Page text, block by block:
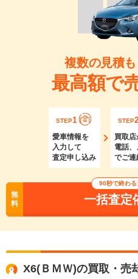
複数の見積
最高額で
STEP1
愛車情報を
入力して
査定申し込み
STEP
買取店
電話、
でご連
無
料
90秒で終わる
一括査定
X6(ＢＭＷ)の買取・売